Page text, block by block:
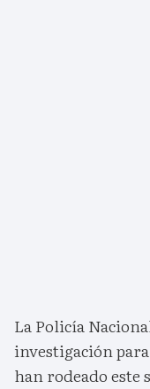
La Policía
investigación
han rodeado este